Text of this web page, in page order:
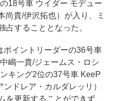
18号車 ウイダー モデュー
尚貴/伊沢拓也）が入り、ミ
占することとなった。
イントリーダーの36号車
嶋一貴/ジェームス・ロシ
キング2位の37号車 KeeP
ドレア・カルダレッリ）
を更新することができず、